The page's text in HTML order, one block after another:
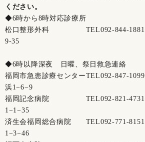
ください。
◆6時から8時対応診療所
松口整形外科 TEL092-844-1881
9-35
◆6時以降深夜 日曜、祭日救急連絡
福岡市急患診療センターTEL092-847-1099
浜1−6−9
福岡記念病院 TEL092-821-4731
1−1−35
済生会福岡総合病院 TEL092-771-8151
1−3−46